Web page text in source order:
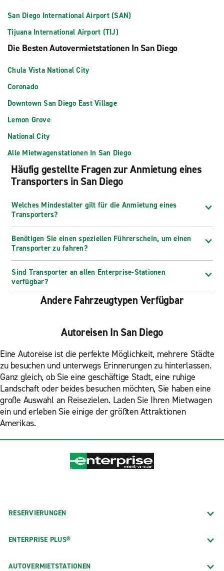
San Diego International Airport (SAN)
Tijuana International Airport (TIJ)
Die Besten Autovermietstationen In San Diego
Chula Vista National City
Coronado
Downtown San Diego East Village
Lemon Grove
National City
Alle Mietwagenstationen In San Diego
Häufig gestellte Fragen zur Anmietung eines
Transporters in San Diego
Welches Mindestalter gilt für die Anmietung eines
Transporters?
Benötigen Sie einen speziellen Führerschein, um einen
Transporter zu fahren?
Sind Transporter an allen Enterprise-Stationen
verfügbar?
Andere Fahrzeugtypen Verfügbar
Autoreisen In San Diego
Eine Autoreise ist die perfekte Möglichkeit, mehrere Städte
zu besuchen und unterwegs Erinnerungen zu hinterlassen.
Ganz gleich, ob Sie eine geschäftige Stadt, eine ruhige
Landschaft oder beides besuchen möchten, Sie haben eine
große Auswahl an Reisezielen. Laden Sie Ihren Mietwagen
ein und erleben Sie einige der größten Attraktionen
Amerikas.
RESERVIERUNGEN
ENTERPRISE PLUS®
AUTOVERMIETSTATIONEN